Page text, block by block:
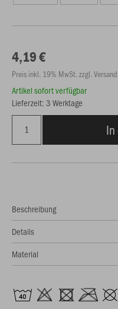
4,19 €
Preis inkl. 19% MwSt. zzgl. Versand
Artikel sofort verfügbar
Lieferzeit: 3 Werktage
Beschreibung
Details
Material